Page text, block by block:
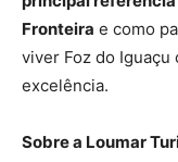
Fronteira e como
viver Foz do
excelência.
Sobre a Loumar